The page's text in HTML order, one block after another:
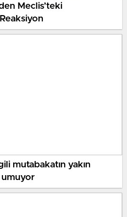
Meclis’teki
mutabakatın yakın
umuyor